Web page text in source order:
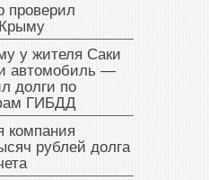
проверил
у жителя Саки
автомобиль —
долги по
ГИБДД
компания
рублей долга